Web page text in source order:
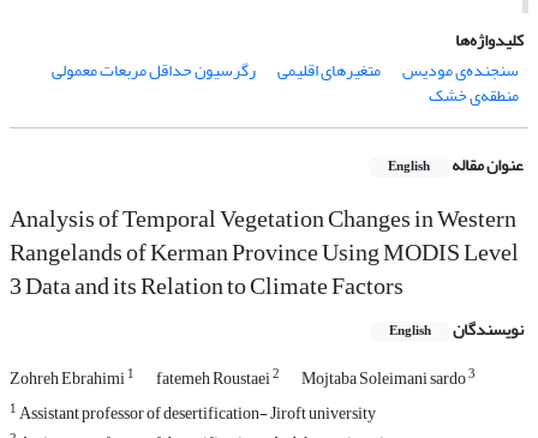
کلیدواژه‌ها
سنجنده‌ی مودیس
متغیرهای اقلیمی رگرسیون حداقل مربعات معمولی
منطقه‌ی خشک
عنوان مقاله English
Analysis of Temporal Vegetation Changes in Western
Rangelands of Kerman Province Using MODIS Level
3 Data and its Relation to Climate Factors
نویسندگان English
Zohreh Ebrahimi1 fatemeh Roustaei2 Mojtaba Soleimani sardo3
1Assistant professor of desertification- Jiroft university